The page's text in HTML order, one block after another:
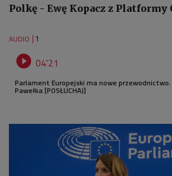
Polkę - Ewę Kopacz z
AUDIO 1
 04'21
Parlament Europejski ma nowe przewodnictwo.
Pawełka [POSŁUCHAJ]